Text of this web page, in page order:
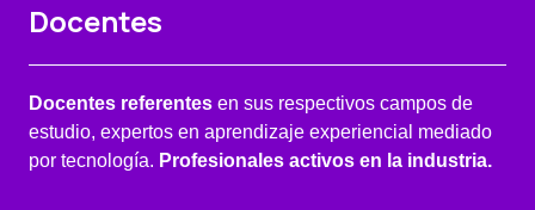
Docentes
Docentes referentes en sus respectivos campos de
estudio, expertos en aprendizaje experiencial mediado
por tecnología. Profesionales activos en la industria.